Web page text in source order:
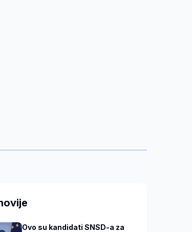
Ovo su kandidati SNSD-a za